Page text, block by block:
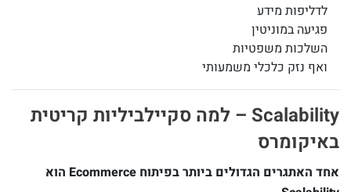
לדליפות מידע
פגיעה במוניטין
השלכות משפטיות
ואף נזק כלכלי משמעותי
Scalability – למה סקיילביליות קריטית
באיקומרס
אחד האתגרים הגדולים ביותר בפיתוח Ecommerce הוא